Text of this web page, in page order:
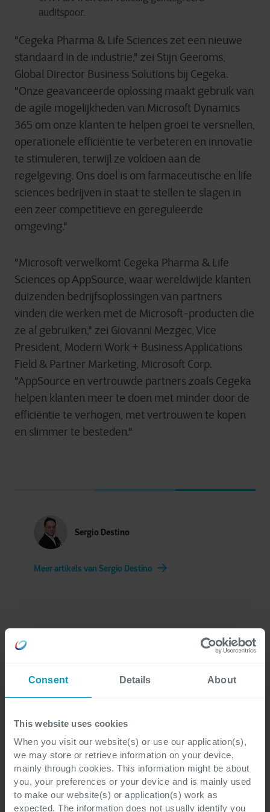
Consent Details About
This website uses cookies
When you visit our website(s) or use our application(s),
we may store or retrieve information on your device,
mainly through cookies. This information might be about
you, your preferences or your device and is mainly used
to make our website(s) or application(s) work as
expected. The information does not usually identify you
auditspoor.
"Cegeka Pharma & Life Sciences zet een nieuwe
standaard in de industrie," zei Stijn Geeroms,
Global Director Business Solutions bij Cegeka.
"Onze geavanceerde oplossing maakt gebruik van
de agile mogelijkheden van Microsoft Dynamics
365 om onze klanten te helpen groei te versnellen,
operationele efficiëntie te verbeteren en innovatie
te stimuleren, terwijl ze voldoen aan de
regelgeving. Ons doel is om farmaceutische en life
sciences bedrijven in staat te stellen te slagen in
een zeer competitieve en gereguleerde
omgeving."
"Microsoft verwelkomt Cegeka Pharma & Life
Sciences op AppSource, waar wereldwijde klanten
duizenden bedrijfsoplossingen van partners
vinden die werken met de Microsoft-producten die
ze al gebruiken," zei Giovanni Mezgec, Vice
President, Modern Work + Business Applications
Field & Partner Marketing, Microsoft Corp.
"AppSource en vertrouwde partners zoals Cegeka
helpen klanten meer te doen met minder door de
efficiëntie te verhogen, met vertrouwen te kopen
en slimmer te besteden."
Sergio Destino
Meer artikels van Sergio Destino